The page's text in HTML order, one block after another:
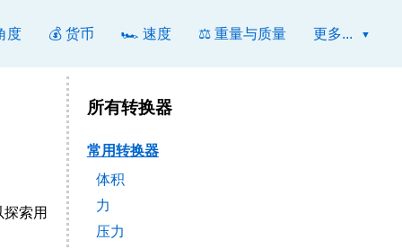
度 💰 货币 🏎️ 速度 ⚖️ 重量与质量 更多...
索用
所有转换器
常用转换器
体积
力
压力